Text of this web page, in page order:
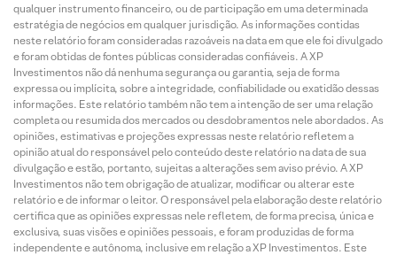
qualquer instrumento financeiro, ou de participação em uma determinada
estratégia de negócios em qualquer jurisdição. As informações contidas
neste relatório foram consideradas razoáveis na data em que ele foi divulgado
e foram obtidas de fontes públicas consideradas confiáveis. A XP
Investimentos não dá nenhuma segurança ou garantia, seja de forma
expressa ou implícita, sobre a integridade, confiabilidade ou exatidão dessas
informações. Este relatório também não tem a intenção de ser uma relação
completa ou resumida dos mercados ou desdobramentos nele abordados. As
opiniões, estimativas e projeções expressas neste relatório refletem a
opinião atual do responsável pelo conteúdo deste relatório na data de sua
divulgação e estão, portanto, sujeitas a alterações sem aviso prévio. A XP
Investimentos não tem obrigação de atualizar, modificar ou alterar este
relatório e de informar o leitor. O responsável pela elaboração deste relatório
certifica que as opiniões expressas nele refletem, de forma precisa, única e
exclusiva, suas visões e opiniões pessoais, e foram produzidas de forma
independente e autônoma, inclusive em relação a XP Investimentos. Este